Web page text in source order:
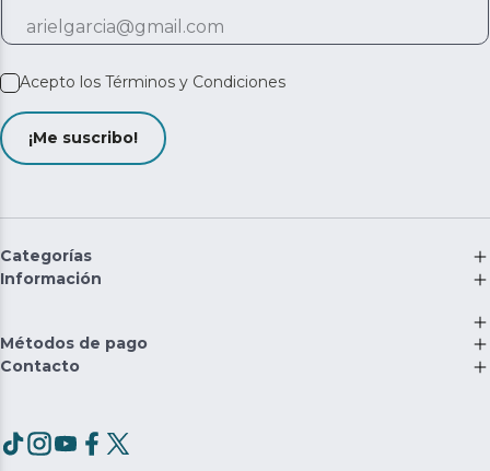
Acepto los Términos y Condiciones
¡Me suscribo!
Categorías
Información
Métodos de pago
Contacto